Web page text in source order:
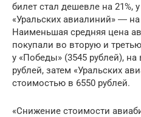
билет стал дешевле на 21%,
«Уральских авиалиний» ― на
Наименьшая средняя цена
покупали во вторую и
у «Победы» (3545 рублей),
рублей, затем «Уральских
стоимостью в 6550 рублей.
«Снижение стоимости